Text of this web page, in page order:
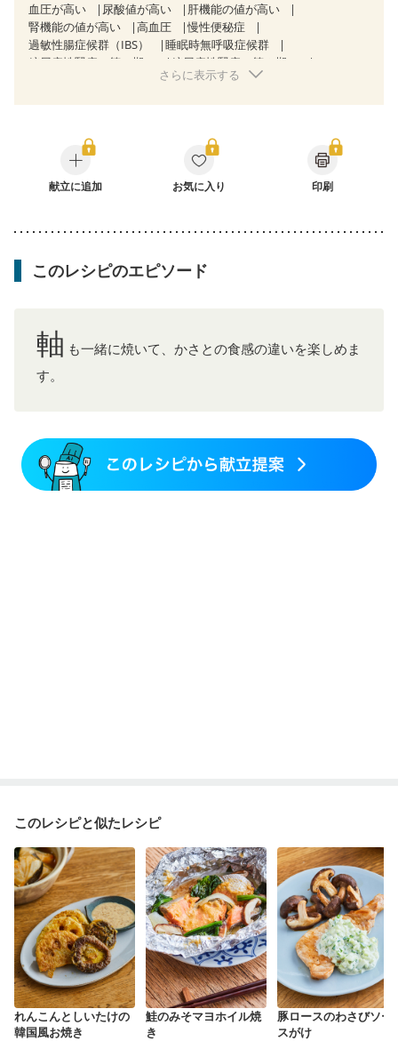
血圧が高い 尿酸値が高い
肝機能の値が高い
腎機能の値が高い
高血圧
慢性便秘症
過敏性腸症候群（IBS）
睡眠時無呼吸症候群
糖尿病性腎症（第１期）
糖尿病性腎症（第２期）
CKD（ステージ１）
乳がん治療を終えた方・経過観察中の方など
飲み込みにくい
産後（ミルク）
骨粗しょう症
関節リウマチ
フレイル（年齢に合わせた体作り）
さらに表示する
献立に追加 お気に入り 印刷
このレシピのエピソード
軸 も一緒に焼いて、かさとの食感の違いを楽しめま
す。
このレシピと似たレシピ
れんこんとしいたけの
韓国風お焼き
鮭のみそマヨホイル焼
き
豚ロースのわさびソー
スがけ